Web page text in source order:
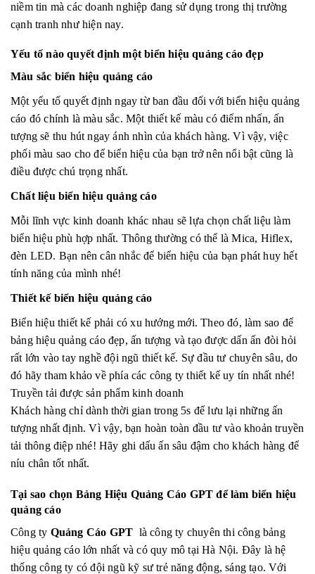
niềm tin mà các doanh nghiệp đang sử dụng trong thị trường
cạnh tranh như hiện nay.
Yếu tố nào quyết định một biển hiệu quảng cáo đẹp
Màu sắc biển hiệu quảng cáo
Một yếu tố quyết định ngay từ ban đầu đối với biển hiệu quảng
cáo đó chính là màu sắc. Một thiết kế màu có điểm nhấn, ấn
tượng sẽ thu hút ngay ánh nhìn của khách hàng. Vì vậy, việc
phối màu sao cho để biển hiệu của bạn trở nên nổi bật cũng là
điều được chú trọng nhất.
Chất liệu biển hiệu quảng cáo
Mỗi lĩnh vực kinh doanh khác nhau sẽ lựa chọn chất liệu làm
biển hiệu phù hợp nhất. Thông thường có thể là Mica, Hiflex,
đèn LED. Bạn nên cân nhắc để biển hiệu của bạn phát huy hết
tính năng của mình nhé!
Thiết kế biển hiệu quảng cáo
Biển hiệu thiết kế phải có xu hướng mới. Theo đó, làm sao để
bảng hiệu quảng cáo đẹp, ấn tượng và tạo được dấn ấn đòi hỏi
rất lớn vào tay nghề đội ngũ thiết kế. Sự đầu tư chuyên sâu, do
đó hãy tham khảo về phía các công ty thiết kế uy tín nhất nhé!
Truyền tải được sản phẩm kinh doanh
Khách hàng chỉ dành thời gian trong 5s để lưu lại những ấn
tượng nhất định. Vì vậy, bạn hoàn toàn đầu tư vào khoản truyền
tải thông điệp nhé! Hãy ghi dấu ấn sâu đậm cho khách hàng để
níu chân tốt nhất.
Tại sao chọn Bảng Hiệu Quảng Cáo GPT để làm biển hiệu
quảng cáo
Công ty Quảng Cáo GPT là công ty chuyên thi công bảng
hiệu quảng cáo lớn nhất và có quy mô tại Hà Nội. Đây là hệ
thống công ty có đội ngũ kỹ sư trẻ năng động, sáng tạo. Với